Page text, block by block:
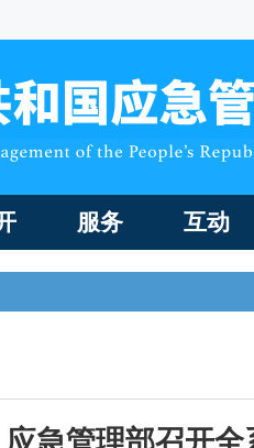
服务 互动
应急管理部召开全